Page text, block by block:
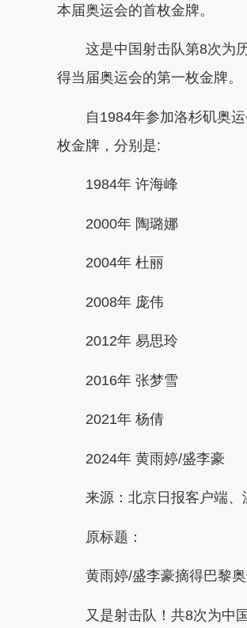
本届奥运会的首枚金牌。
这是中国射击队第8次为历
得当届奥运会的第一枚金牌。
自1984年参加洛杉矶奥运
枚金牌，分别是:
1984年 许海峰
2000年 陶璐娜
2004年 杜丽
2008年 庞伟
2012年 易思玲
2016年 张梦雪
2021年 杨倩
2024年 黄雨婷/盛李豪
来源：北京日报客户端、
原标题：
黄雨婷/盛李豪摘得巴黎奥
又是射击队！共8次为中国